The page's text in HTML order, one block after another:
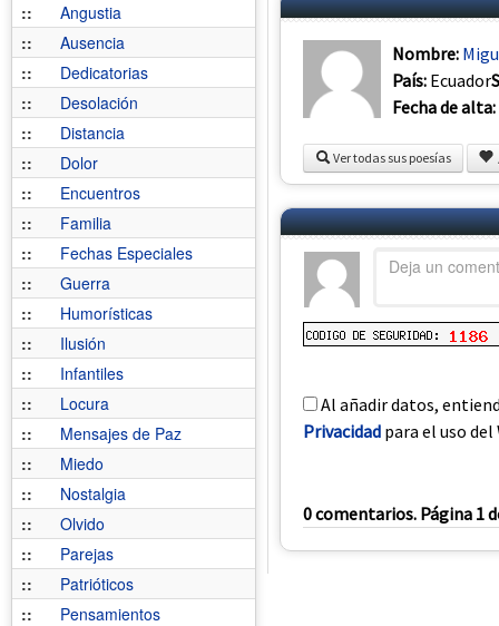
::
Angustia
::
Ausencia
::
Dedicatorias
::
Desolación
::
Distancia
::
Dolor
::
Encuentros
::
Familia
::
Fechas Especiales
::
Guerra
::
Humorísticas
::
Ilusión
::
Infantiles
::
Locura
::
Mensajes de Paz
::
Miedo
::
Nostalgia
::
Olvido
::
Parejas
::
Patrióticos
::
Pensamientos
Nombre:
País: Ecuador
Fecha de alta:
Ver todas sus poesías
Al añadir datos,
Privacidad para el uso del
0 comentarios. Página 1